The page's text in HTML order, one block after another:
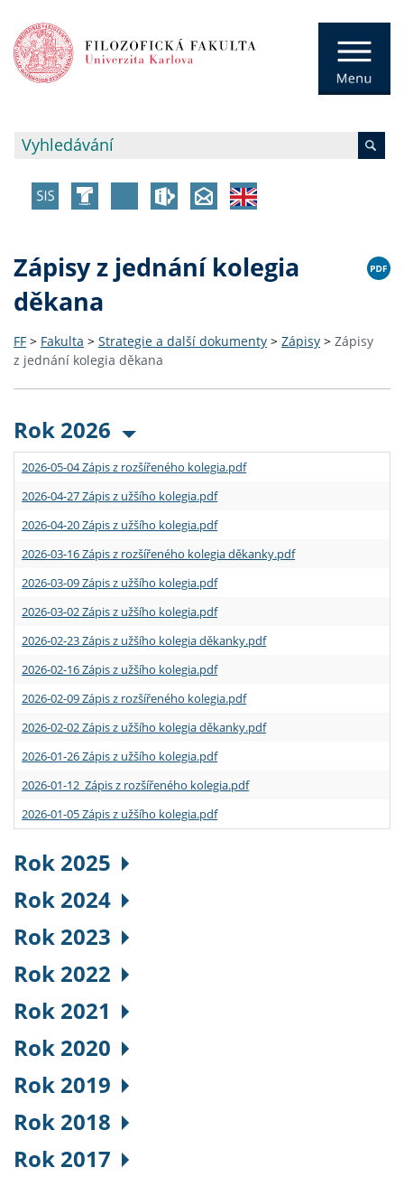
Zápisy z jednání kolegia
děkana
FF > Fakulta > Strategie a další dokumenty > Zápisy > Zápisy
z jednání kolegia děkana
Rok 2026
2026-05-04 Zápis z rozšířeného kolegia.pdf
2026-04-27 Zápis z užšího kolegia.pdf
2026-04-20 Zápis z užšího kolegia.pdf
2026-03-16 Zápis z rozšířeného kolegia děkanky.pdf
2026-03-09 Zápis z užšího kolegia.pdf
2026-03-02 Zápis z užšího kolegia.pdf
2026-02-23 Zápis z užšího kolegia děkanky.pdf
2026-02-16 Zápis z užšího kolegia.pdf
2026-02-09 Zápis z rozšířeného kolegia.pdf
2026-02-02 Zápis z užšího kolegia děkanky.pdf
2026-01-26 Zápis z užšího kolegia.pdf
2026-01-12 Zápis z rozšířeného kolegia.pdf
2026-01-05 Zápis z užšího kolegia.pdf
Rok 2025
Rok 2024
Rok 2023
Rok 2022
Rok 2021
Rok 2020
Rok 2019
Rok 2018
Rok 2017